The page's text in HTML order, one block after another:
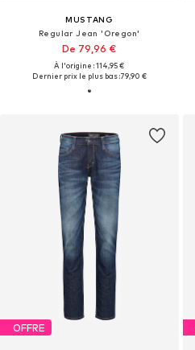
MUSTANG
Regular Jean 'Oregon'
De 79,96 €
À l'origine : 114,95 €
Dernier prix le plus bas :79,90 €
OFFRE